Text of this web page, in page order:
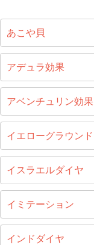
あこや貝
アデュラ効果
アベンチュリン効果
イエローグラウンド
イスラエルダイヤ
イミテーション
インドダイヤ